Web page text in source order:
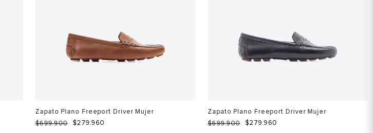
Zapato Plano Freeport Driver Mujer
$699.900 $279.960
Zapato Plano Freeport Driver Mujer
$699.900 $279.960